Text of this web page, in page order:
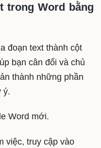
trong Word bằng
đoạn text thành cột
bạn cân đối và chủ
thành những phần
ý.
Word mới.
việc, truy cập vào